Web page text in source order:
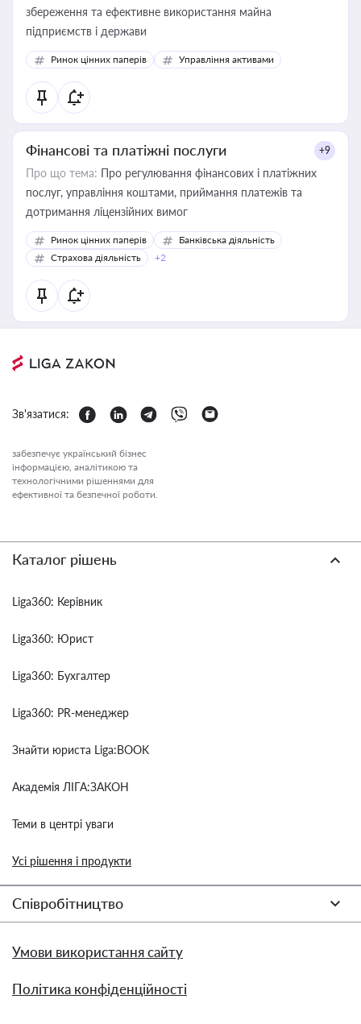
збереження та ефективне використання майна
підприємств і держави
Ринок цінних паперів Управління активами
Фінансові та платіжні послуги +9
Про що тема: Про регулювання фінансових і платіжних
послуг, управління коштами, приймання платежів та
дотримання ліцензійних вимог
Ринок цінних паперів
Банківська діяльність
Страхова діяльність
+2
Зв'язатися:
забезпечує український бізнес
інформацією, аналітикою та
технологічними рішеннями для
ефективної та безпечної роботи.
Каталог рішень
Liga360: Керівник
Liga360: Юрист
Liga360: Бухгалтер
Liga360: PR-менеджер
Знайти юриста Liga:BOOK
Академія ЛІГА:ЗАКОН
Теми в центрі уваги
Усі рішення і продукти
Співробітництво
Умови використання сайту
Політика конфіденційності